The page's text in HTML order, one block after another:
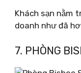
Khách sạn nằm
doanh như đã
7. PHÒNG